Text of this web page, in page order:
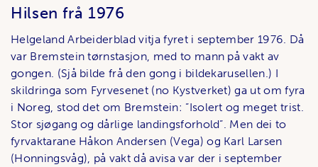
Hilsen frå 1976
Helgeland Arbeiderblad vitja fyret i september 1976. Då
var Bremstein tørnstasjon, med to mann på vakt av
gongen. (Sjå bilde frå den gong i bildekarusellen.) I
skildringa som Fyrvesenet (no Kystverket) ga ut om fyra
i Noreg, stod det om Bremstein: ”Isolert og meget trist.
Stor sjøgang og dårlige landingsforhold”. Men dei to
fyrvaktarane Håkon Andersen (Vega) og Karl Larsen
(Honningsvåg), på vakt då avisa var der i september